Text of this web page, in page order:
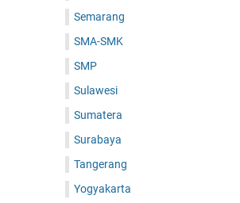
Semarang
SMA-SMK
SMP
Sulawesi
Sumatera
Surabaya
Tangerang
Yogyakarta